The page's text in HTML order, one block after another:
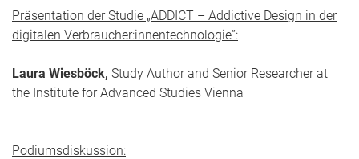
Präsentation der Studie „ADDICT – Addictive Design in der
digitalen Verbraucher:innentechnologie”:
Laura Wiesböck, Study Author and Senior Researcher at
the Institute for Advanced Studies Vienna
Podiumsdiskussion: